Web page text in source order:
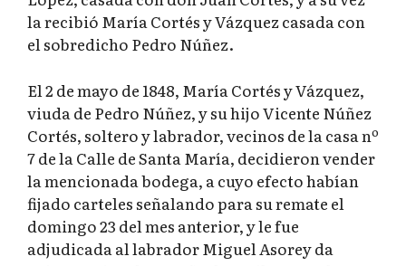
la recibió María Cortés y Vázquez casada con
el sobredicho Pedro Núñez.
El 2 de mayo de 1848, María Cortés y Vázquez,
viuda de Pedro Núñez, y su hijo Vicente Núñez
Cortés, soltero y labrador, vecinos de la casa nº
7 de la Calle de Santa María, decidieron vender
la mencionada bodega, a cuyo efecto habían
fijado carteles señalando para su remate el
domingo 23 del mes anterior, y le fue
adjudicada al labrador Miguel Asorey da